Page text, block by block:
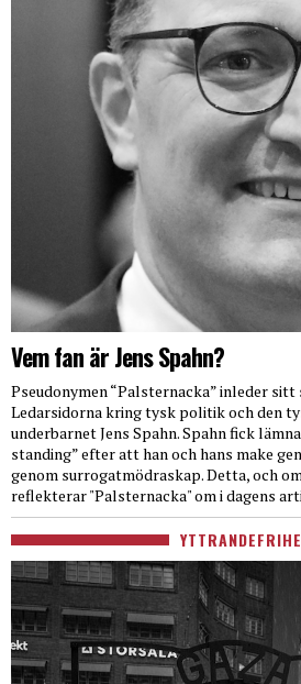
Vem fan är Jens Spahn?
Pseudonymen “Palsternacka” inleder sitt
Ledarsidorna kring tysk politik och den
underbarnet Jens Spahn. Spahn fick
standing” efter att han och hans make
genom surrogatmödraskap. Detta, och
reflekterar "Palsternacka" om i dagens